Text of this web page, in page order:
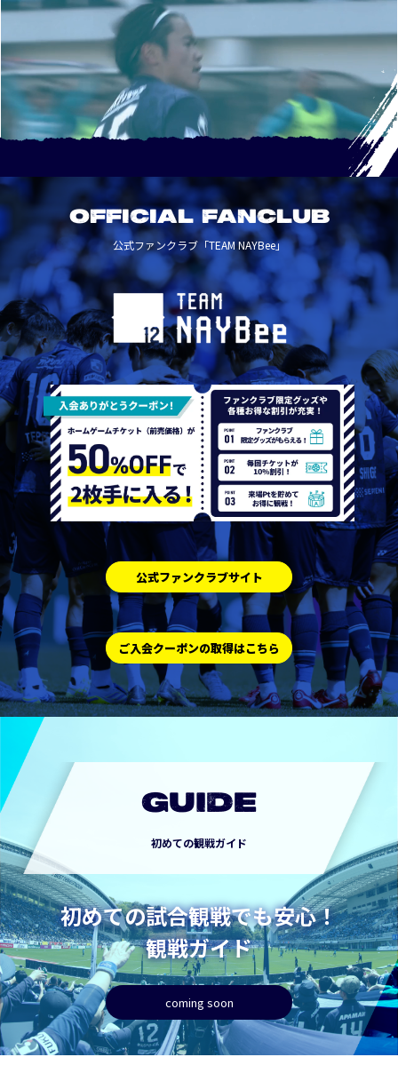
OFFICIAL FANCLUB
公式ファンクラブ「TEAM NAYBee」
公式ファンクラブサイト
ご入会クーポンの取得はこちら
GUIDE
初めての観戦ガイド
初めての試合観戦でも安心！
観戦ガイド
coming soon